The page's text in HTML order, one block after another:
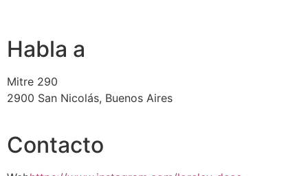
Habla a
Mitre 290
2900 San Nicolás, Buenos Aires
Contacto